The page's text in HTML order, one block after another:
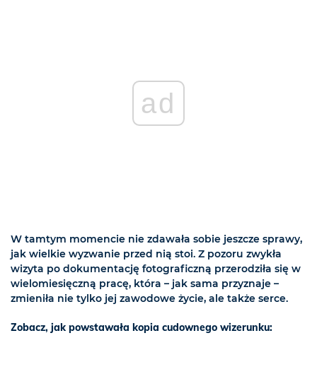
ad
W tamtym momencie nie zdawała sobie jeszcze sprawy,
jak wielkie wyzwanie przed nią stoi. Z pozoru zwykła
wizyta po dokumentację fotograficzną przerodziła się w
wielomiesięczną pracę, która – jak sama przyznaje –
zmieniła nie tylko jej zawodowe życie, ale także serce.
Zobacz, jak powstawała kopia cudownego wizerunku: